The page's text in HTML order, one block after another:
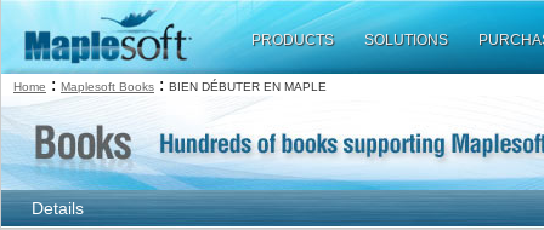
PRODUCTS SOLUTIONS
Home : Maplesoft Books : BIEN DÉBUTER EN MAPLE
Details